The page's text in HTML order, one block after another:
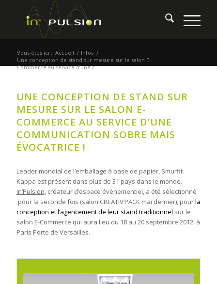
Vous êtes ici : Accueil / Infos /
Une conception de stand sur mesure sur le salon E-
Commerce au service d’une c...
UNE CONCEPTION DE STAND SUR
MESURE SUR LE SALON E-
COMMERCE AU SERVICE D’UNE
COMMUNICATION SOBRE MAIS
ÉVOCATRICE !
Leader mondial de l’emballage à base de papier, Smurfit
Kappa est présent dans plus de 31 pays dans le monde.
In’Pulsion, créateur d’espace évènementiel, a été sélectionné
pour la seconde fois (salon CREATIV’PACK mai dernier), pourla
conception et l’agencement de leur stand traditionnel sur le
salon E-Commerce qui aura lieu du 18 au 20 septembre 2012 à
Paris Porte de Versailles.